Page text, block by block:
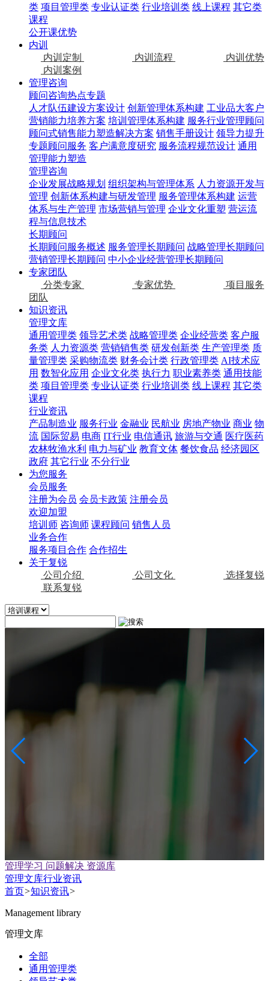
类 项目管理类 专业认证类 行业培训类 线上课程 其它类
课程
公开课优势
内训
内训定制
内训流程
内训优势
内训案例
管理咨询
顾问咨询热点专题
人才队伍建设方案设计 创新管理体系构建 工业品大客户
营销能力培养方案 培训管理体系构建 服务行业管理顾问
顾问式销售能力塑造解决方案 销售手册设计 领导力提升
专题顾问服务 客户满意度研究 服务流程规范设计 通用
管理能力塑造
管理咨询
企业发展战略规划 组织架构与管理体系 人力资源开发与
管理 创新体系构建与研发管理 服务管理体系构建 运营
体系与生产管理 市场营销与管理 企业文化重塑 营运流
程与信息技术
长期顾问
长期顾问服务概述 服务管理长期顾问 战略管理长期顾问
营销管理长期顾问 中小企业经营管理长期顾问
专家团队
分类专家
专家优势
项目服务
团队
知识资讯
管理文库
通用管理类 领导艺术类 战略管理类 企业经营类 客户服
务类 人力资源类 营销销售类 研发创新类 生产管理类 质
量管理类 采购物流类 财务会计类 行政管理类 AI技术应
用 数智化应用 企业文化类 执行力 职业素养类 通用技能
类 项目管理类 专业认证类 行业培训类 线上课程 其它类
课程
行业资讯
产品制造业 服务行业 金融业 民航业 房地产物业 商业 物
流 国际贸易 电商 IT行业 电信通讯 旅游与交通 医疗医药
农林牧渔水利 电力与矿业 教育文体 餐饮食品 经济园区
政府 其它行业 不分行业
为您服务
会员服务
注册为会员 会员卡政策 注册会员
欢迎加盟
培训师 咨询师 课程顾问 销售人员
业务合作
服务项目合作 合作招生
关于复锐
公司介绍
公司文化
选择复锐
联系复锐
管理学习 问题解决 资源库
管理文库行业资讯
首页>知识资讯>
Management library
管理文库
全部
通用管理类